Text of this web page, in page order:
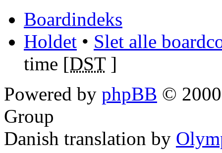
Boardindeks
Holdet • Slet alle
time [DST]
Powered by phpBB ©
Group
Danish translation by